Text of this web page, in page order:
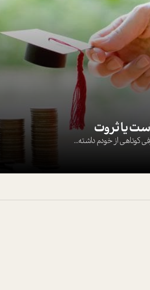
یا ثروت
کوتاهی از خودم داشته...